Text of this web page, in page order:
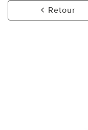
Retour